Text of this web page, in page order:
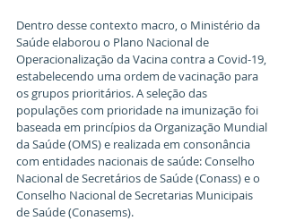
Dentro desse contexto macro, o Ministério da
Saúde elaborou o Plano Nacional de
Operacionalização da Vacina contra a Covid-19,
estabelecendo uma ordem de vacinação para
os grupos prioritários. A seleção das
populações com prioridade na imunização foi
baseada em princípios da Organização Mundial
da Saúde (OMS) e realizada em consonância
com entidades nacionais de saúde: Conselho
Nacional de Secretários de Saúde (Conass) e o
Conselho Nacional de Secretarias Municipais
de Saúde (Conasems).